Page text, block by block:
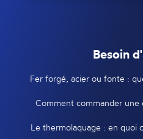
Besoin
Fer forgé, acier ou fonte :
Comment commander une
Le thermolaquage : en quoi